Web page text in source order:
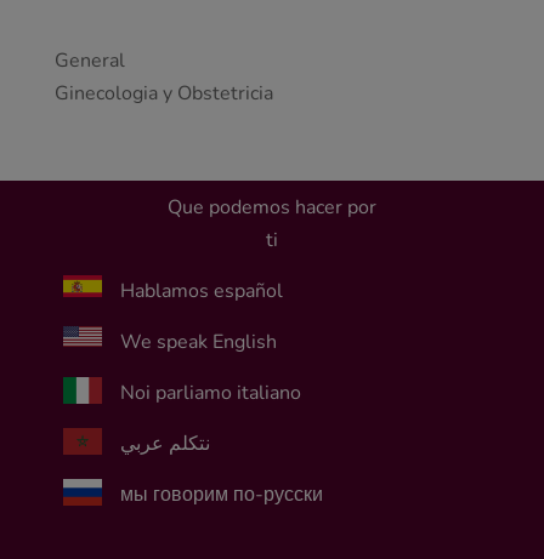
General
Ginecologia y Obstetricia
Que podemos hacer por
ti
Hablamos español
We speak English
Noi parliamo italiano
نتكلم عربي
мы говорим по-русски